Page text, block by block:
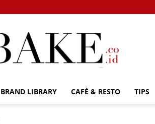
BRAND LIBRARY CAFÈ & RESTO TIPS